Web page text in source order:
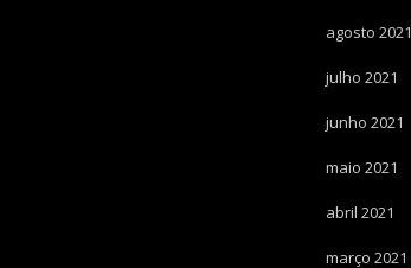
agosto 2021
julho 2021
junho 2021
maio 2021
abril 2021
março 2021